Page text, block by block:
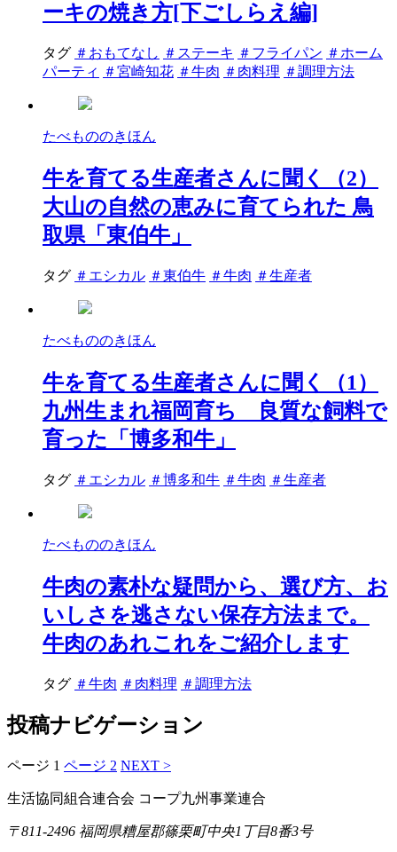
ーキの焼き方[下ごしらえ編]
タグ ＃おもてなし ＃ステーキ ＃フライパン ＃ホーム
パーティ ＃宮崎知花 ＃牛肉 ＃肉料理 ＃調理方法
たべもののきほん
牛を育てる生産者さんに聞く（2）
大山の自然の恵みに育てられた 鳥
取県「東伯牛」
タグ ＃エシカル ＃東伯牛 ＃牛肉 ＃生産者
たべもののきほん
牛を育てる生産者さんに聞く（1）
九州生まれ福岡育ち 良質な飼料で
育った「博多和牛」
タグ ＃エシカル ＃博多和牛 ＃牛肉 ＃生産者
たべもののきほん
牛肉の素朴な疑問から、選び方、お
いしさを逃さない保存方法まで。
牛肉のあれこれをご紹介します
タグ ＃牛肉 ＃肉料理 ＃調理方法
投稿ナビゲーション
ページ 1 ページ 2 NEXT >
生活協同組合連合会 コープ九州事業連合
〒811-2496 福岡県糟屋郡篠栗町中央1丁目8番3号